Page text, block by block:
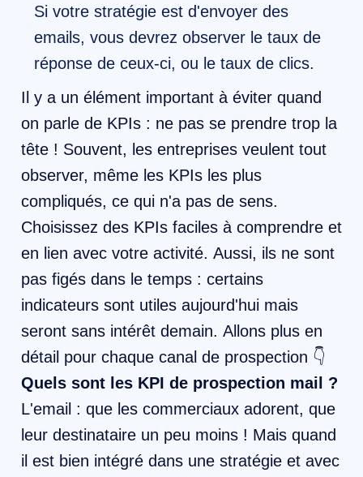
Si votre stratégie est d'envoyer des
emails, vous devrez observer le taux de
réponse de ceux-ci, ou le taux de clics.
Il y a un élément important à éviter quand
on parle de KPIs : ne pas se prendre trop la
tête ! Souvent, les entreprises veulent tout
observer, même les KPIs les plus
compliqués, ce qui n'a pas de sens.
Choisissez des KPIs faciles à comprendre et
en lien avec votre activité. Aussi, ils ne sont
pas figés dans le temps : certains
indicateurs sont utiles aujourd'hui mais
seront sans intérêt demain. Allons plus en
détail pour chaque canal de prospection 👇
Quels sont les KPI de prospection mail ?
L'email : que les commerciaux adorent, que
leur destinataire un peu moins ! Mais quand
il est bien intégré dans une stratégie et avec